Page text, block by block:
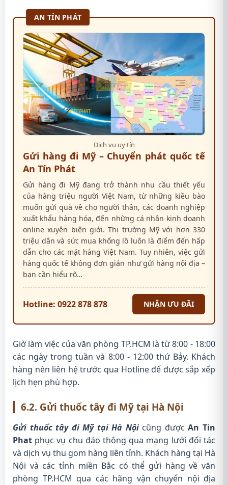
AN TÍN PHÁT
Dịch vụ uy tín
Gửi hàng đi Mỹ – Chuyển phát quốc tế
An Tín Phát
Gửi hàng đi Mỹ đang trở thành nhu cầu thiết yếu
của hàng triệu người Việt Nam, từ những kiều bào
muốn gửi quà về cho người thân, các doanh nghiệp
xuất khẩu hàng hóa, đến những cá nhân kinh doanh
online xuyên biên giới. Thị trường Mỹ với hơn 330
triệu dân và sức mua khổng lồ luôn là điểm đến hấp
dẫn cho các mặt hàng Việt Nam. Tuy nhiên, việc gửi
hàng quốc tế không đơn giản như gửi hàng nội địa –
bạn cần hiểu rõ…
Hotline: 0922 878 878 NHẬN ƯU ĐÃI
Giờ làm việc của văn phòng TP.HCM là từ 8:00 - 18:00
các ngày trong tuần và 8:00 - 12:00 thứ Bảy. Khách
hàng nên liên hệ trước qua Hotline để được sắp xếp
lịch hẹn phù hợp.
6.2. Gửi thuốc tây đi Mỹ tại Hà Nội
Gửi thuốc tây đi Mỹ tại Hà Nộicũng đượcAn Tin
Phat phục vụ chu đáo thông qua mạng lưới đối tác
và dịch vụ thu gom hàng liên tỉnh. Khách hàng tại Hà
Nội và các tỉnh miền Bắc có thể gửi hàng về văn
phòng TP.HCM qua các hãng vận chuyển nội địa